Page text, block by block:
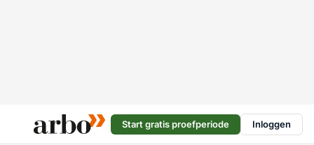
Start gratis proefperiode Inloggen